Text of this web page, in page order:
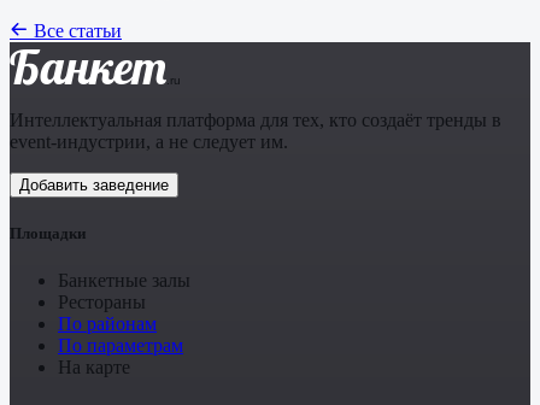
Все статьи
Банкет .ru
Интеллектуальная платформа для тех, кто создаёт тренды в
event-индустрии, а не следует им.
Добавить заведение
Площадки
Банкетные залы
Рестораны
По районам
По параметрам
На карте